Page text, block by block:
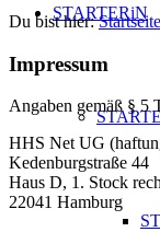
STARTERiN
Du bist hier: Startseite
Impressum
Angaben gemäß § 5
HHS Net UG
Kedenburgstraße 44
Haus D, 1. Stock
22041 Hamburg